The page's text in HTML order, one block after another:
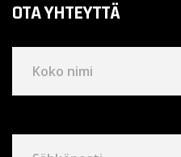
OTA YHTEYTTÄ